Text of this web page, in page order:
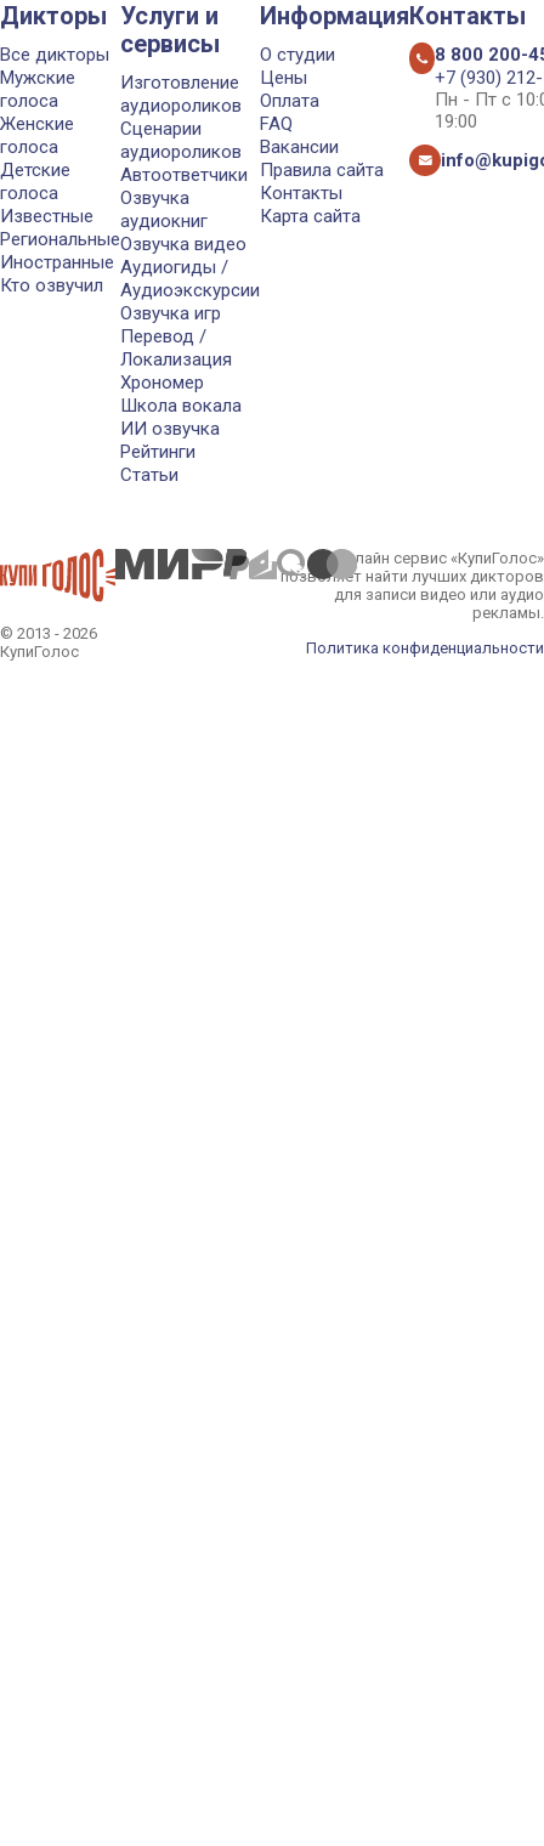
Дикторы
Все дикторы
Мужские
голоса
Женские
голоса
Детские
голоса
Известные
Региональные
Иностранные
Кто озвучил
Услуги и
сервисы
Изготовление
аудиороликов
Сценарии
аудиороликов
Автоответчики
Озвучка
аудиокниг
Озвучка видео
Аудиогиды /
Аудиоэкскурсии
Озвучка игр
Перевод /
Локализация
Хрономер
Школа вокала
ИИ озвучка
Рейтинги
Статьи
Информация
О студии
Цены
Оплата
FAQ
Вакансии
Правила сайта
Контакты
Карта сайта
Контакты
8 800 200-
+7 (930)
Пн - Пт с
19:00
© 2013 - 2026
КупиГолос
Онлайн сервис «КупиГолос»
позволяет найти лучших дикторов
для записи видео или аудио
рекламы.
Политика конфиденциальности